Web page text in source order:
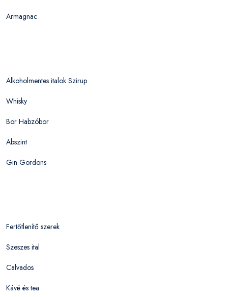
Armagnac
Alkoholmentes italok Szirup
Whisky
Bor Habzóbor
Abszint
Gin Gordons
Fertőtlenítő szerek
Szeszes ital
Calvados
Kávé és tea